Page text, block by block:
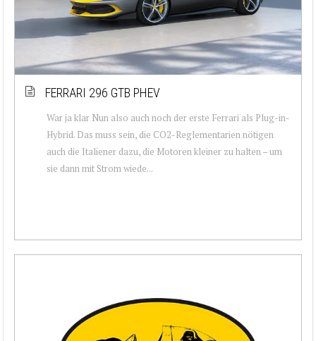
FERRARI 296 GTB PHEV
War ja klar Nun also auch noch der erste Ferrari als Plug-in-
Hybrid. Das muss sein, die CO2-Reglementarien nötigen
auch die Italiener dazu, die Motoren kleiner zu halten – um
sie dann mit Strom wiede...